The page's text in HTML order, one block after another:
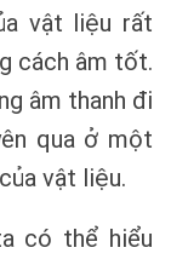
vật liệu rất
cách âm tốt.
âm thanh đi
qua ở một
vật liệu.
có thể hiểu